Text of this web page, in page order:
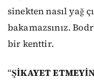
sinekten nasıl yağ
bakamazsınız.
bir kenttir.
“ŞİKAYET